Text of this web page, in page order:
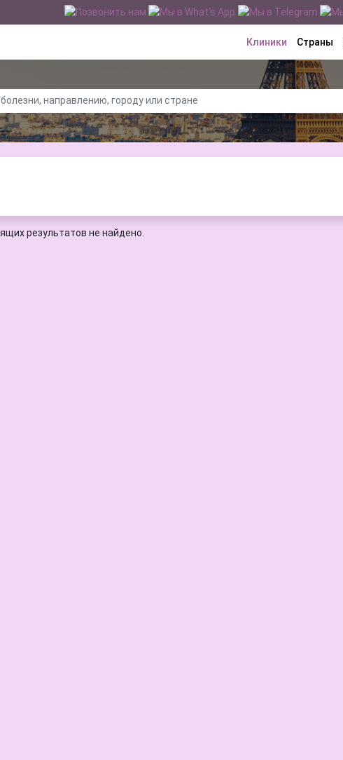
Клиники Страны
результатов не найдено.